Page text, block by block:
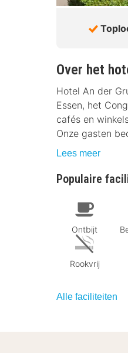
Over het
Hotel An der
Essen, het
cafés en
Onze gasten
Lees meer
Populaire
Ontbijt
Rookvrij
Alle faciliteiten